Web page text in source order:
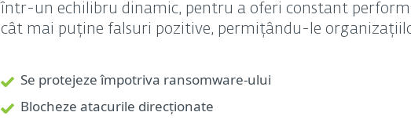
într-un echilibru dinamic, pentru a oferi constant
cât mai puține falsuri pozitive, permițându-le
Se protejeze împotriva ransomware-ului
Blocheze atacurile direcționate